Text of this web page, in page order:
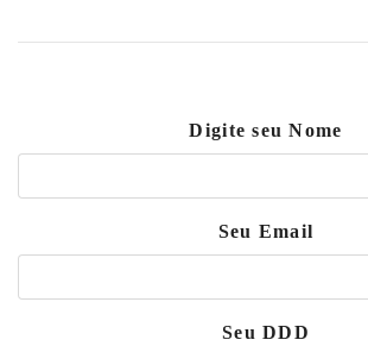
Digite seu Nome
Seu Email
Seu DDD